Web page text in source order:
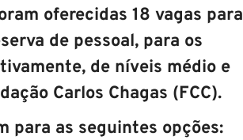
oferecidas 18 vagas para
de pessoal, para os
de níveis médio e
Carlos Chagas (FCC).
para as seguintes opções: